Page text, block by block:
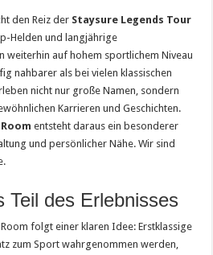
den Reiz der Staysure Legends Tour
Helden und langjährige
weiterhin auf hohem sportlichem Niveau
nahbarer als bei vielen klassischen
nicht nur große Namen, sondern
Karrieren und Geschichten.
entsteht daraus ein besonderer
und persönlicher Nähe. Wir sind
Teil des Erlebnisses
folgt einer klaren Idee: Erstklassige
zum Sport wahrgenommen werden,